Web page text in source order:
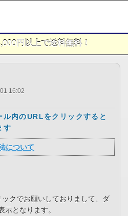
16:02
ル内のURLをクリックすると
す
について
クでお願いしておりまして、ダ
示となります。